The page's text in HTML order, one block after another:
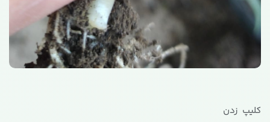
کلیپ زدن